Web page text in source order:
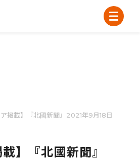
掲載】『北國新聞』2021年9月18日
載】『北國新聞』